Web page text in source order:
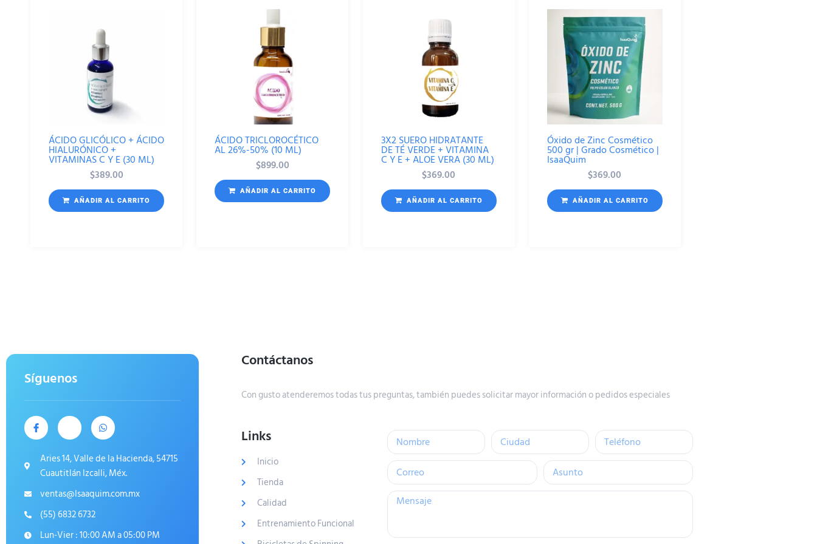
ÁCIDO GLICÓLICO + ÁCIDO
HIALURÓNICO +
VITAMINAS C Y E (30 ML)
$389.00
AÑADIR AL CARRITO
ÁCIDO TRICLOROCÉTICO
AL 26%-50% (10 ML)
$899.00
AÑADIR AL CARRITO
3X2 SUERO HIDRATANTE
DE TÉ VERDE + VITAMINA
C Y E + ALOE VERA (30 ML)
$369.00
AÑADIR AL CARRITO
Óxido de Zinc Cosmético
500 gr | Grado Cosmético |
IsaaQuim
$369.00
AÑADIR AL CARRITO
Síguenos
Aries 14, Valle de la Hacienda, 54715
Cuautitlán Izcalli, Méx.
ventas@Isaaquim.com.mx
(55) 6832 6732
Lun-Vier : 10:00 AM a 05:00 PM
Contáctanos
Con gusto atenderemos todas tus preguntas, también puedes solicitar mayor información o pedidos especiales
Links
Inicio
Tienda
Calidad
Entrenamiento Funcional